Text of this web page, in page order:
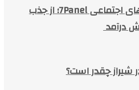
خدمات شبکه‌های اجتماعی 7Panel؛ از جذب
درآمد
شیراز چقدر است؟